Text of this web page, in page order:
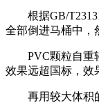
根据GB/T23131
全部倒进马桶中，
PVC颗粒自重轻
效果远超国标，效
再用较大体积的